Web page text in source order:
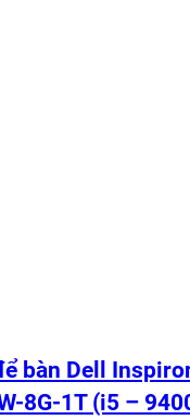
bàn Dell
8G-1T (i5 –